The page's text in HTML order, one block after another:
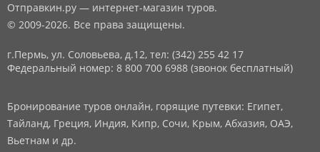
Отправкин.ру — интернет-магазин туров.
© 2009-2026. Все права защищены.
г.Пермь, ул. Соловьева, д.12, тел: (342) 255 42 17
Федеральный номер: 8 800 700 6988 (звонок бесплатный)
Бронирование туров онлайн, горящие путевки: Египет,
Тайланд, Греция, Индия, Кипр, Сочи, Крым, Абхазия, ОАЭ,
Вьетнам и др.